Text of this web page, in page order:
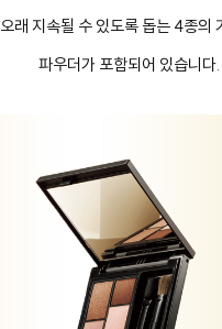
오래 지속될 수 있도록 돕는 4종의
파우더가 포함되어 있습니다.